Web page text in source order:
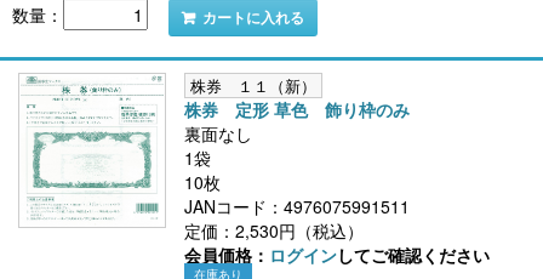
数量： カートに入れる
株券 １１（新）
株券 定形 草色 飾り枠のみ
裏面なし
1袋
10枚
JANコード：4976075991511
定価：2,530円（税込）
会員価格： ログインしてご確認ください
在庫あり